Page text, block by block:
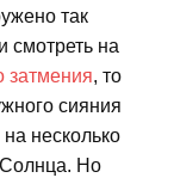
так
смотреть на
затмения, то
сияния
несколько
Солнца. Но